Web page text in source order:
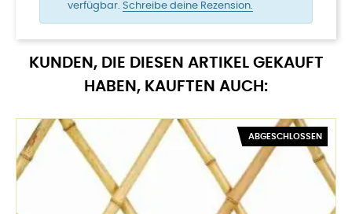
verfügbar. Schreibe deine Rezension.
KUNDEN, DIE DIESEN ARTIKEL GEKAUFT
HABEN, KAUFTEN AUCH:
ABGESCHLOSSEN